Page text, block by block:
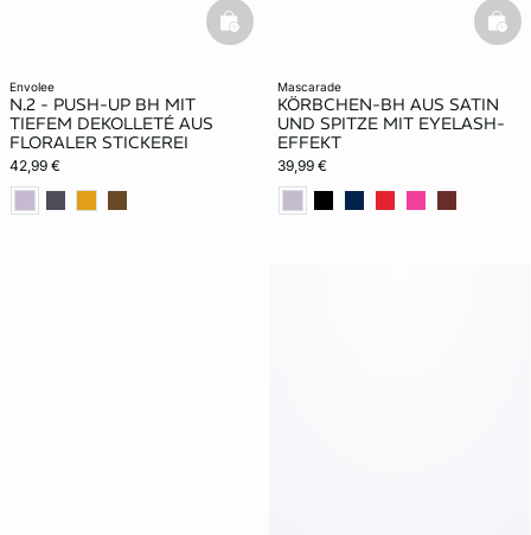
envolee
N.2 - PUSH-UP BH MIT
TIEFEM DEKOLLETÉ AUS
FLORALER STICKEREI
42,99 €
basketfull
mascarade
KÖRBCHEN-BH AUS SATIN
UND SPITZE MIT EYELASH-
EFFEKT
39,99 €